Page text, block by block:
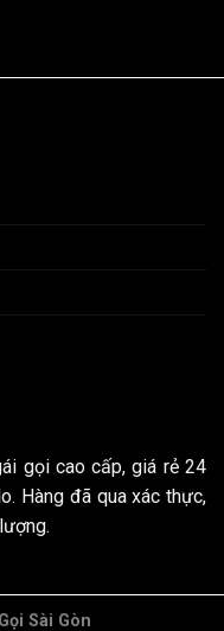
gọi cao cấp, giá rẻ 24
Hàng đã qua xác thực,
Sài Gòn